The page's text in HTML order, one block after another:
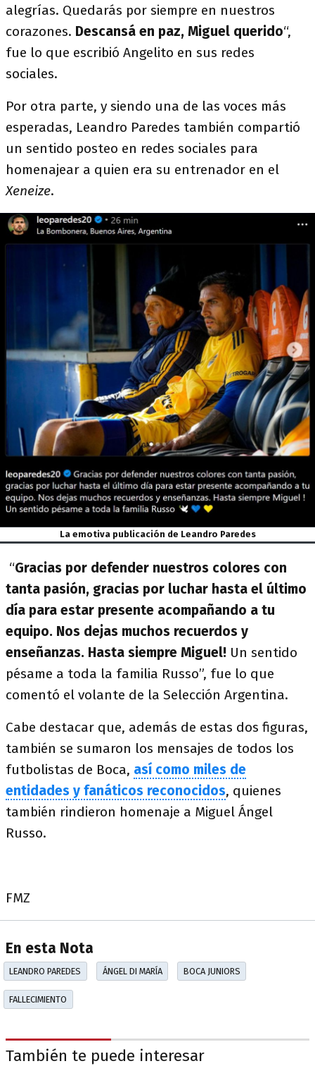
alegrías. Quedarás por siempre en nuestros
corazones. Descansá en paz, Miguel querido“,
fue lo que escribió Angelito en sus redes
sociales.
Por otra parte, y siendo una de las voces más
esperadas, Leandro Paredes también compartió
un sentido posteo en redes sociales para
homenajear a quien era su entrenador en el
Xeneize.
La emotiva publicación de Leandro Paredes
“Gracias por defender nuestros colores con
tanta pasión, gracias por luchar hasta el último
día para estar presente acompañando a tu
equipo. Nos dejas muchos recuerdos y
enseñanzas. Hasta siempre Miguel! Un sentido
pésame a toda la familia Russo”, fue lo que
comentó el volante de la Selección Argentina.
Cabe destacar que, además de estas dos figuras,
también se sumaron los mensajes de todos los
futbolistas de Boca, así como miles de
entidades y fanáticos reconocidos, quienes
también rindieron homenaje a Miguel Ángel
Russo.
FMZ
En esta Nota
LEANDRO PAREDES ÁNGEL DI MARÍA BOCA JUNIORS
FALLECIMIENTO
También te puede interesar